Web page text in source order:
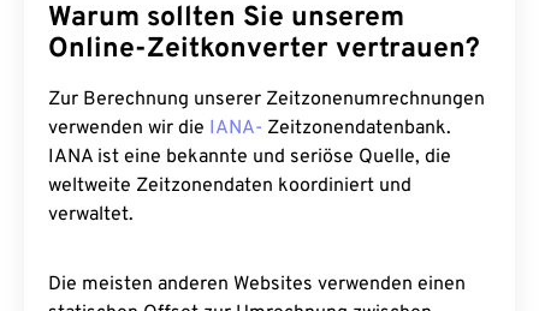
Warum sollten Sie unserem
Online-Zeitkonverter vertrauen?
Zur Berechnung unserer Zeitzonenumrechnungen
verwenden wir die IANA- Zeitzonendatenbank.
IANA ist eine bekannte und seriöse Quelle, die
weltweite Zeitzonendaten koordiniert und
verwaltet.
Die meisten anderen Websites verwenden einen